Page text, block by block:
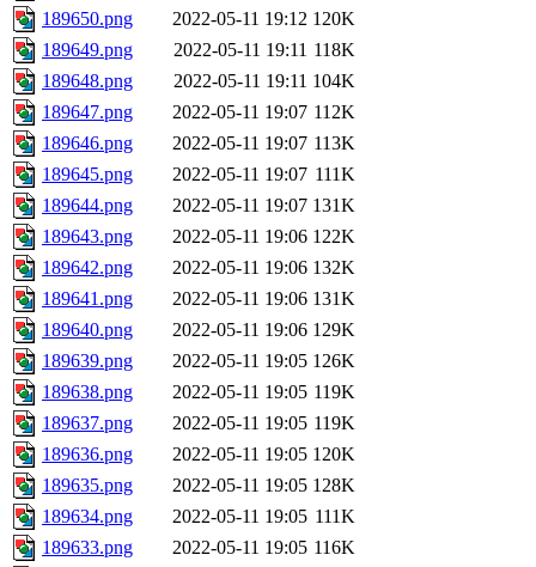
189650.png
2022-05-11 19:12 120K
189649.png
2022-05-11 19:11 118K
189648.png
2022-05-11 19:11 104K
189647.png
2022-05-11 19:07 112K
189646.png
2022-05-11 19:07 113K
189645.png
2022-05-11 19:07 111K
189644.png
2022-05-11 19:07 131K
189643.png
2022-05-11 19:06 122K
189642.png
2022-05-11 19:06 132K
189641.png
2022-05-11 19:06 131K
189640.png
2022-05-11 19:06 129K
189639.png
2022-05-11 19:05 126K
189638.png
2022-05-11 19:05 119K
189637.png
2022-05-11 19:05 119K
189636.png
2022-05-11 19:05 120K
189635.png
2022-05-11 19:05 128K
189634.png
2022-05-11 19:05 111K
189633.png
2022-05-11 19:05 116K